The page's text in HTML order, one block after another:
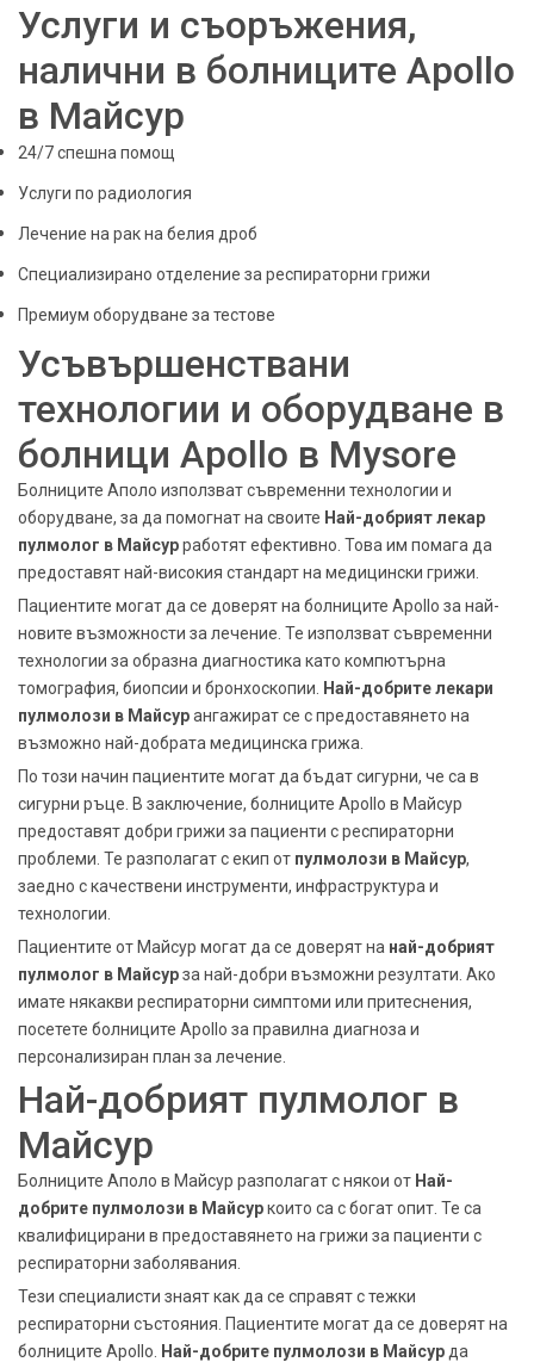
Услуги и съоръжения,
налични в болниците Apollo
в Майсур
24/7 спешна помощ
Услуги по радиология
Лечение на рак на белия дроб
Специализирано отделение за респираторни грижи
Премиум оборудване за тестове
Усъвършенствани
технологии и оборудване в
болници Apollo в Mysore
Болниците Аполо използват съвременни технологии и
оборудване, за да помогнат на своите Най-добрият лекар
пулмолог в Майсурработят ефективно. Това им помага да
предоставят най-високия стандарт на медицински грижи.
Пациентите могат да се доверят на болниците Apollo за най-
новите възможности за лечение. Те използват съвременни
технологии за образна диагностика като компютърна
томография, биопсии и бронхоскопии.
Най-добрите лекари
пулмолози в Майсурангажират се с предоставянето на
възможно най-добрата медицинска грижа.
По този начин пациентите могат да бъдат сигурни, че са в
сигурни ръце. В заключение, болниците Apollo в Майсур
предоставят добри грижи за пациенти с респираторни
проблеми. Те разполагат с екип от пулмолози в Майсур,
заедно с качествени инструменти, инфраструктура и
технологии.
Пациентите от Майсур могат да се доверят на най-добрият
пулмолог в Майсурза най-добри възможни резултати. Ако
имате някакви респираторни симптоми или притеснения,
посетете болниците Apollo за правилна диагноза и
персонализиран план за лечение.
Най-добрият пулмолог в
Майсур
Болниците Аполо в Майсур разполагат с някои от Най-
добрите пулмолози в Майсуркоито са с богат опит. Те са
квалифицирани в предоставянето на грижи за пациенти с
респираторни заболявания.
Тези специалисти знаят как да се справят с тежки
респираторни състояния. Пациентите могат да се доверят на
болниците Apollo.
Най-добрите пулмолози в Майсур да